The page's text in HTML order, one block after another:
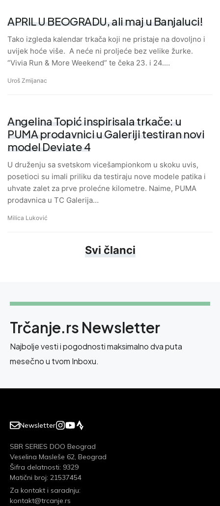
APRIL U BEOGRADU, ali maj u Banjaluci!
Tako izgleda kalendar trkača koji ne pristaje na dovoljno i
uvijek hoće više. A neće ni proljeće bez velike žurke.
“Vivia Run & More Weekend” te čeka 23. i 24.…
Uroš Zmijanac
Angelina Topić inspirisala trkače: u
PUMA prodavnici u Galeriji testiran novi
model Deviate 4
U druženju sa svetskom vicešampionkom u skoku uvis,
posetioci su imali priliku da testiraju nove modele patika i
uhvate zalet za prve prolećne kilometre. Naime, PUMA
prodavnica u TC Galerija…
Milica Luković
Svi članci
Trčanje.rs Newsletter
Najbolje vesti i pogodnosti maksimalno dva puta
mesečno u tvom Inboxu.
Newsletter
SBR SERIES DOO Beograd
Veselina Masleše 62, Beograd
Šifra delatnosti: 9329
Matični broj: 21537454
Za kontakt i saradnju:
kontakt@trcanje.rs